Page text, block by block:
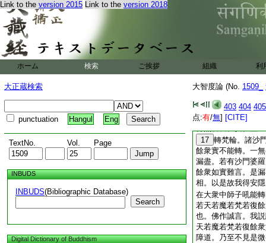
Link to the version 2015 Link to the version 2018
ホーム 検索 ご挨拶 組織 利
大正蔵検索
punctuation Hangul Eng
TextNo. Vol. Page
INBUDS
INBUDS(Bibliographic Database)
Search
Digital Dictionary of Buddhism
大智度論 (No. 1509_
403 404 405
点:有/無] [CITE]
中。是諸衆生善身
業成就。不謗
12
就壞時入善道
今世不復見後世。
薩摩訶薩摩訶衍。
菩薩摩訶薩摩訶衍
門。若天若魔若梵
不知乃至不見是微畏
17 轉梵輪。諸沙
餘衆實不能轉。一
漏盡。若有沙門婆
餘衆如實難言。是
相。以是故我得安
在大衆中師子吼能
若天若魔若梵若復
也。佛作誠言。我
天若魔若梵若復餘
障道。乃至不見是